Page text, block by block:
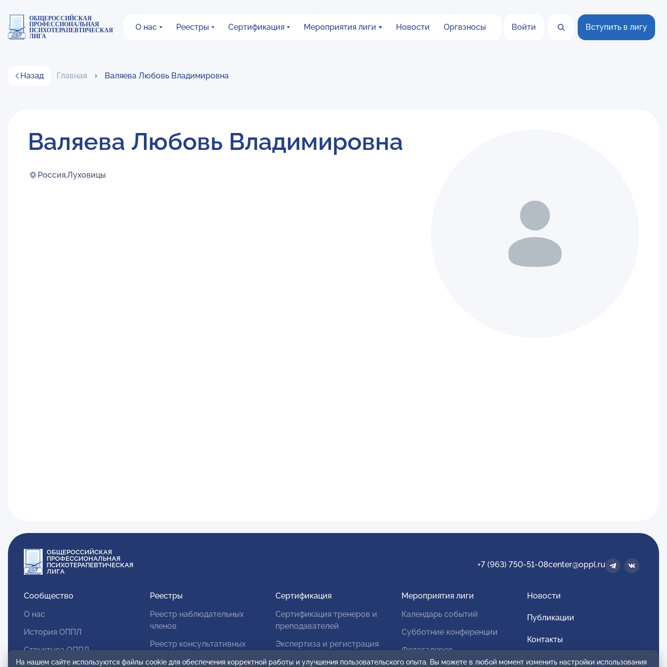
ОБЩЕРОССИЙСКАЯ
ПРОФЕССИОНАЛЬНАЯ
ПСИХОТЕРАПЕВТИЧЕСКАЯ
ЛИГА
О нас Реестры Сертификация Мероприятия лиги Новости Оргвзносы Войти Вступить в лигу
Назад Главная Валяева Любовь Владимировна
Валяева Любовь Владимировна
Россия,Луховицы
ОБЩЕРОССИЙСКАЯ
ПРОФЕССИОНАЛЬНАЯ
ПСИХОТЕРАПЕВТИЧЕСКАЯ
ЛИГА
+7 (963) 750-51-08center@oppl.ru
Сообщество
О нас
История ОППЛ
Структура ОППЛ
Реестры
Реестр наблюдательных
членов
Реестр консультативных
Сертификация
Сертификация тренеров и
преподавателей
Экспертиза и регистрация
Мероприятия лиги
Календарь событий
Субботние конференции
Фотогалерея
Новости
Публикации
Контакты
Для спонсоров и партнеров
На нашем сайте используются файлы cookie для обеспечения корректной работы и улучшения пользовательского опыта. Вы можете в любой момент изменить настройки использования